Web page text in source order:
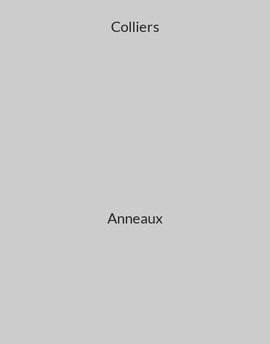
Colliers
Anneaux